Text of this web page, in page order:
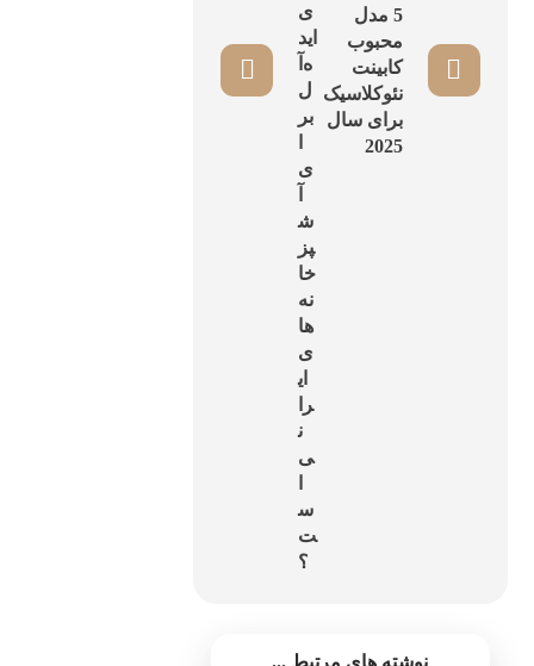
5 مدل
محبوب
کابینت
نئوکلاسیک
برای سال
2025
ی
اید
ه‌آ
ل
بر
ی
ش
پز
خا
نه‌
ها
ی
ای
را
ن
ی
س
ت
؟